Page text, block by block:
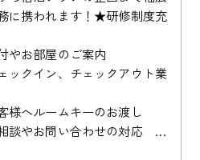
に携われます！★研修制度充
やお部屋のご案内
ックイン、チェックアウト業
様へルームキーのお渡し
談やお問い合わせの対応 …